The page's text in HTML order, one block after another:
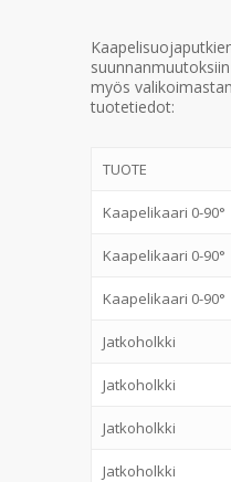
myös
tuotetiedot:
TUOTE
Kaapelikaari 0-90°
Kaapelikaari 0-90°
Kaapelikaari 0-90°
Jatkoholkki
Jatkoholkki
Jatkoholkki
Jatkoholkki